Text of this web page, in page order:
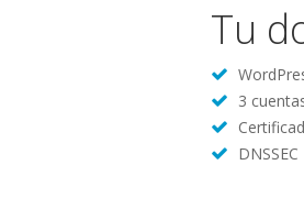
Tu
3
DNSSEC